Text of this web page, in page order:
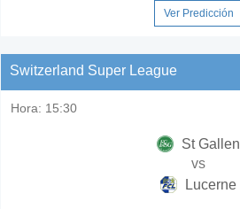
Ver Predicción
Switzerland Super League
Hora: 15:30
St Gallen
vs
Lucerne